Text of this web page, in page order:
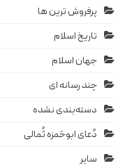
پرفروش ترین ها
تاریخ اسلام
جهان اسلام
چند رسانه ای
دسته‌بندی نشده
دُعای ابوحَمزه ثُمالی
سایر